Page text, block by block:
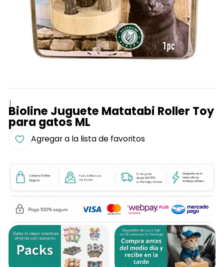
|
Bioline Juguete Matatabi Roller Toy
para gatos ML
Agregar a la lista de favoritos